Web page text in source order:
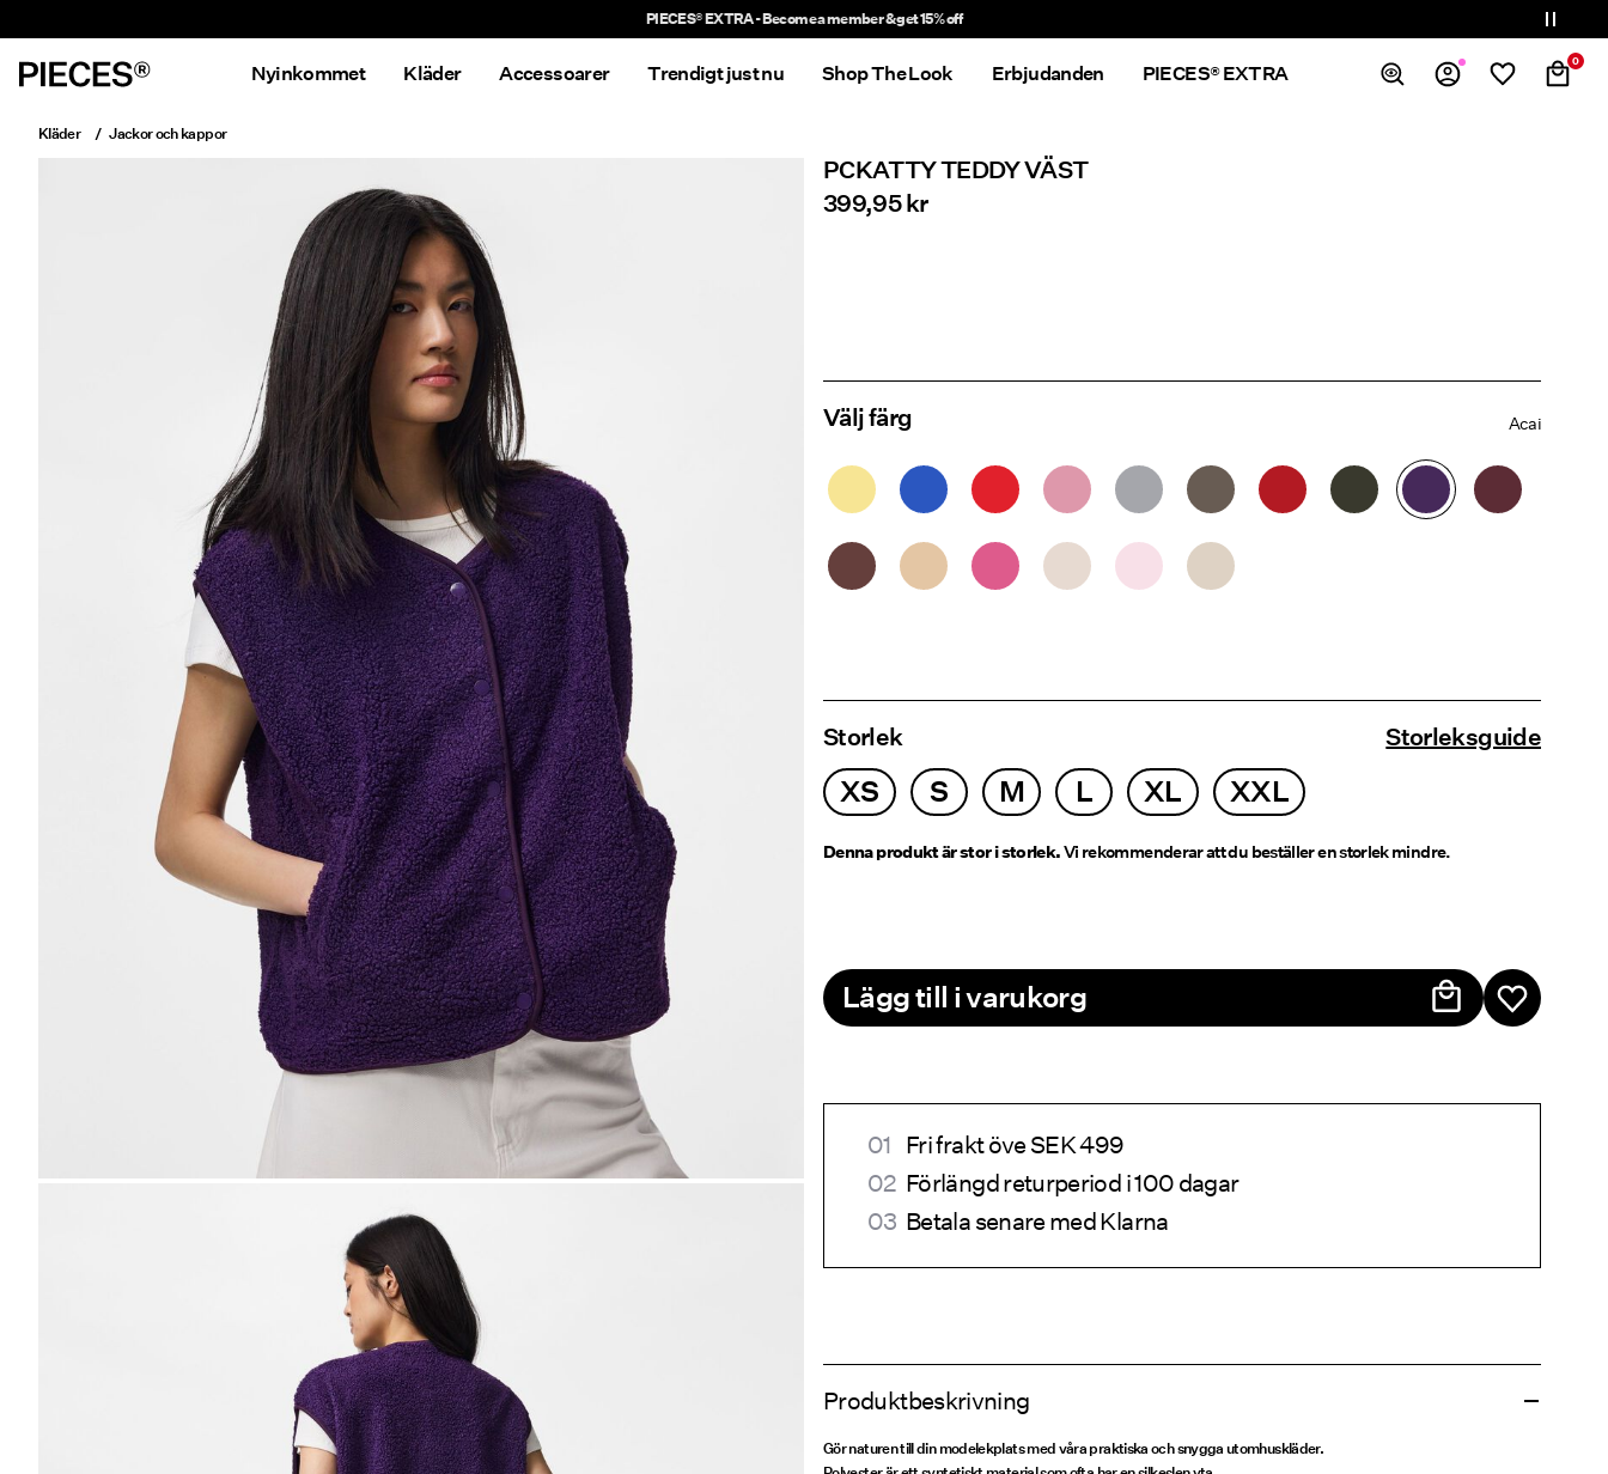
Delivery times will be longer than usual
0
Nyinkommet Kläder Accessoarer Trendigt just nu Shop The Look Erbjudanden PIECES® EXTRA
Kläder Jackor och kappor
PCKATTY TEDDY VÄST
399,95 kr
Välj färg Acai
Storlek Storleksguide
XS S M L XL XXL
Denna produkt är stor i storlek.Vi rekommenderar att du beställer en storlek mindre.
Lägg till i varukorg
Fri frakt öve SEK 499
Förlängd returperiod i 100 dagar
Betala senare med Klarna
Produktbeskrivning
Gör naturen till din modelekplats med våra praktiska och snygga utomhuskläder.